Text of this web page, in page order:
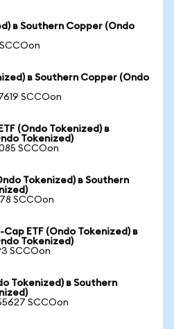
в Southern Copper (Ondo
SCCOon
в Southern Copper (Ondo
SCCOon
(Ondo Tokenized) в
Tokenized)
SCCOon
Tokenized) в Southern
SCCOon
ETF (Ondo Tokenized) в
Tokenized)
SCCOon
Tokenized) в Southern
SCCOon